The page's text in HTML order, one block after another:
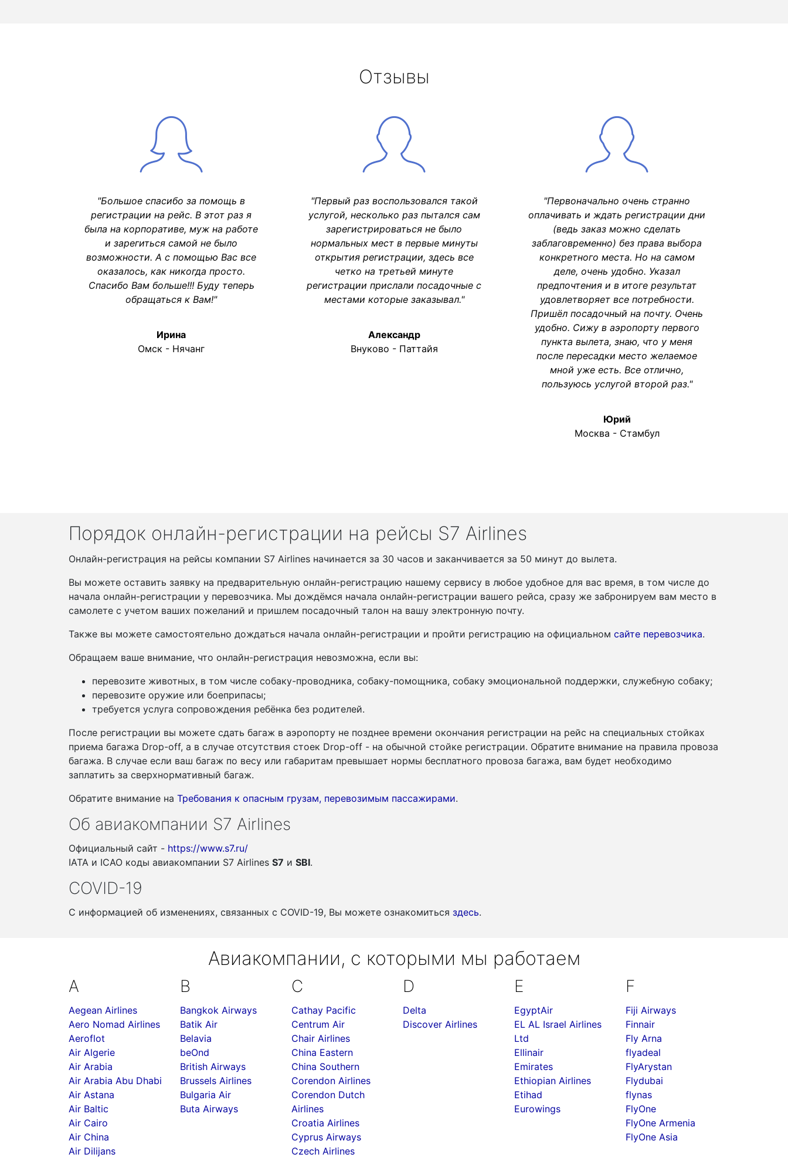
Отзывы
"Большое спасибо за помощь в
регистрации на рейс. В этот раз я
была на корпоративе, муж на работе
и зарегиться самой не было
возможности. А с помощью Вас все
оказалось, как никогда просто.
Спасибо Вам больше!!! Буду теперь
обращаться к Вам!"
Ирина
Омск - Нячанг
"Первый раз воспользовался такой
услугой, несколько раз пытался сам
зарегистрироваться не было
нормальных мест в первые минуты
открытия регистрации, здесь все
четко на третьей минуте
регистрации прислали посадочные с
местами которые заказывал."
Александр
Внуково - Паттайя
"Первоначально очень странно
оплачивать и ждать регистрации дни
(ведь заказ можно сделать
заблаговременно) без права выбора
конкретного места. Но на самом
деле, очень удобно. Указал
предпочтения и в итоге результат
удовлетворяет все потребности.
Пришёл посадочный на почту. Очень
удобно. Сижу в аэропорту первого
пункта вылета, знаю, что у меня
после пересадки место желаемое
мной уже есть. Все отлично,
пользуюсь услугой второй раз."
Юрий
Москва - Стамбул
Порядок онлайн-регистрации на рейсы S7 Airlines
Онлайн-регистрация на рейсы компании S7 Airlines начинается за 30 часов и заканчивается за 50 минут до вылета.
Вы можете оставить заявку на предварительную онлайн-регистрацию нашему сервису в любое удобное для вас время, в том числе до
начала онлайн-регистрации у перевозчика. Мы дождёмся начала онлайн-регистрации вашего рейса, сразу же забронируем вам место в
самолете с учетом ваших пожеланий и пришлем посадочный талон на вашу электронную почту.
Также вы можете самостоятельно дождаться начала онлайн-регистрации и пройти регистрацию на официальном сайте перевозчика.
Обращаем ваше внимание, что онлайн-регистрация невозможна, если вы:
перевозите животных, в том числе собаку-проводника, собаку-помощника, собаку эмоциональной поддержки, служебную собаку;
перевозите оружие или боеприпасы;
требуется услуга сопровождения ребёнка без родителей.
После регистрации вы можете сдать багаж в аэропорту не позднее времени окончания регистрации на рейс на специальных стойках
приема багажа Drop-off, а в случае отсутствия стоек Drop-off - на обычной стойке регистрации. Обратите внимание на правила провоза
багажа. В случае если ваш багаж по весу или габаритам превышает нормы бесплатного провоза багажа, вам будет необходимо
заплатить за сверхнормативный багаж.
Обратите внимание на Требования к опасным грузам, перевозимым пассажирами.
Об авиакомпании S7 Airlines
Официальный сайт - https://www.s7.ru/
IATA и ICAO коды авиакомпании S7 Airlines S7 и SBI.
COVID-19
С информацией об изменениях, связанных c COVID-19, Вы можете ознакомиться здесь.
Авиакомпании, с которыми мы работаем
A
Aegean Airlines
Aero Nomad Airlines
Aeroflot
Air Algerie
Air Arabia
Air Arabia Abu Dhabi
Air Astana
Air Baltic
Air Cairo
Air China
Air Dilijans
B
Bangkok Airways
Batik Air
Belavia
beOnd
British Airways
Brussels Airlines
Bulgaria Air
Buta Airways
C
Cathay Pacific
Centrum Air
Chair Airlines
China Eastern
China Southern
Corendon Airlines
Corendon Dutch
Airlines
Croatia Airlines
Cyprus Airways
Czech Airlines
D
Delta
Discover Airlines
E
EgyptAir
EL AL Israel Airlines
Ltd
Ellinair
Emirates
Ethiopian Airlines
Etihad
Eurowings
F
Fiji Airways
Finnair
Fly Arna
flyadeal
FlyArystan
Flydubai
flynas
FlyOne
FlyOne Armenia
FlyOne Asia